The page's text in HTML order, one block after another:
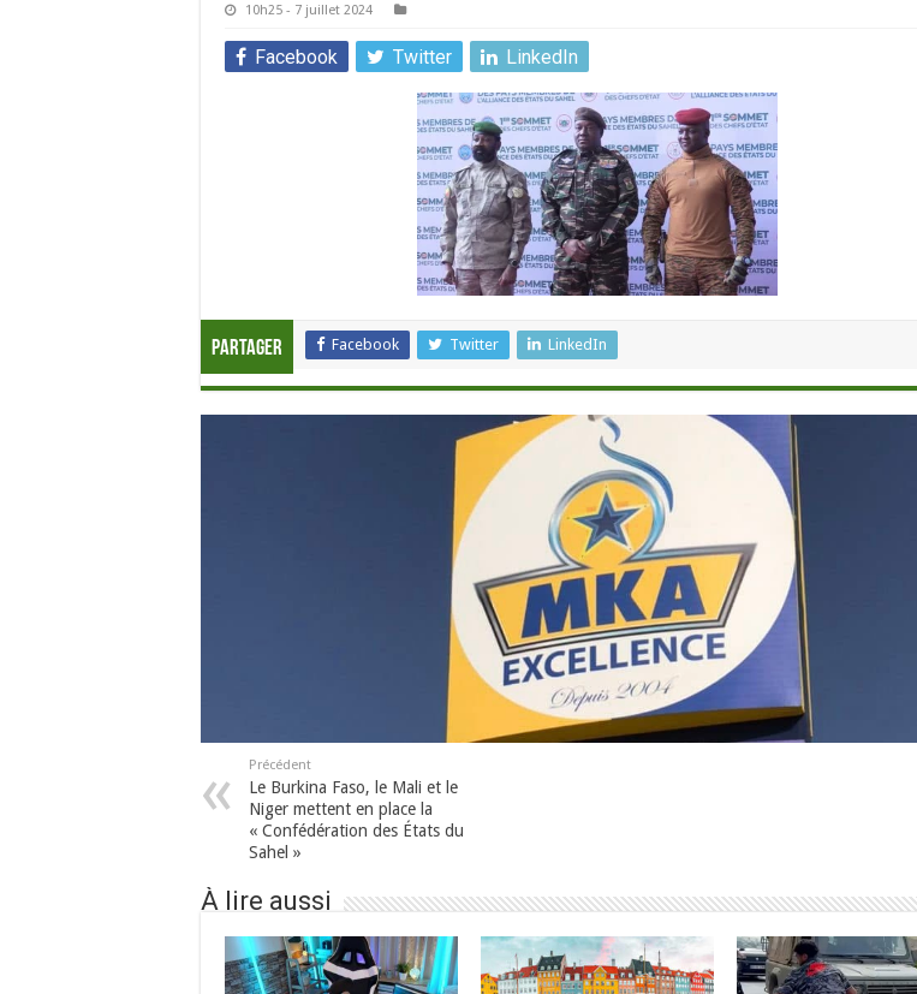
10h25 - 7 juillet 2024
Facebook Twitter LinkedIn
Partager Facebook Twitter LinkedIn
Précédent
Le Burkina Faso, le Mali et le
Niger mettent en place la
« Confédération des États du
Sahel »
À lire aussi